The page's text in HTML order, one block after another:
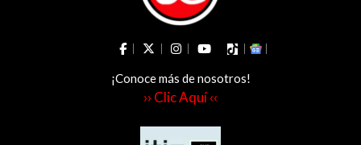
¡Conoce más de nosotros!
›› Clic Aquí ‹‹